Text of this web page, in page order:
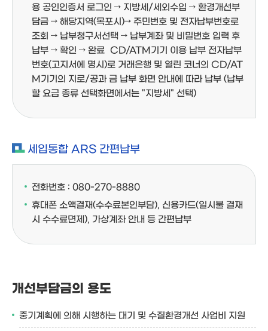
용 공인인증서 로그인 → 지방세/세외수입 → 환경개선부
담금 → 해당지역(목포시)→ 주민번호 및 전자납부번호로
조회 → 납부청구서선택 → 납부계좌 및 비밀번호 입력 후
납부 → 확인 → 완료
CD/ATM기기 이용 납부 전자납부
번호(고지서에 명시)로 거래은행 및 열린 코너의 CD/AT
M기기의 지로/공과 금 납부 화면 안내에 따라 납부 (납부
할 요금 종류 선택화면에서는 "지방세" 선택)
세입통합 ARS 간편납부
전화번호 : 080-270-8880
휴대폰 소액결재(수수료본인부담), 신용카드(일시불 결재
시 수수료면제), 가상계좌 안내 등 간편납부
개선부담금의 용도
중기계획에 의해 시행하는 대기 및 수질환경개선 사업비 지원